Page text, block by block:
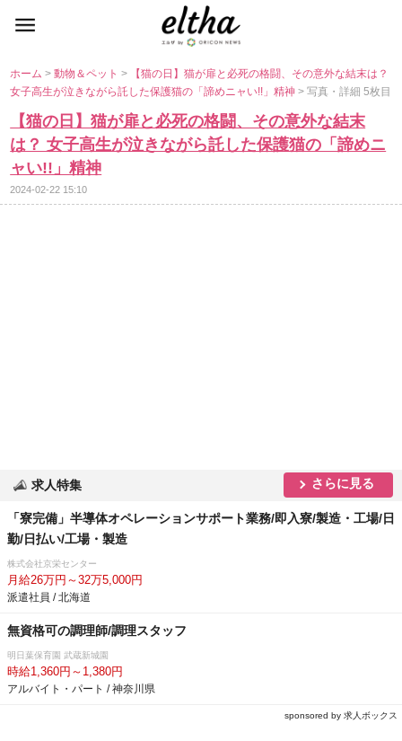
ホーム>動物＆ペット>
【猫の日】猫が扉と必死の格闘、その意外な結末は？
女子高生が泣きながら託した保護猫の「諦めニャい!!」精神> 写真・詳細 5枚目
【猫の日】猫が扉と必死の格闘、その意外な結末
は？ 女子高生が泣きながら託した保護猫の「諦めニ
ャい!!」精神
2024-02-22 15:10
求人特集 さらに見る
「寮完備」半導体オペレーションサポート業務/即入寮/製造・工場/日
勤/日払い/工場・製造
株式会社京栄センター
月給26万円～32万5,000円
派遣社員 / 北海道
無資格可の調理師/調理スタッフ
明日葉保育園 武蔵新城園
時給1,360円～1,380円
アルバイト・パート / 神奈川県
sponsored by 求人ボックス